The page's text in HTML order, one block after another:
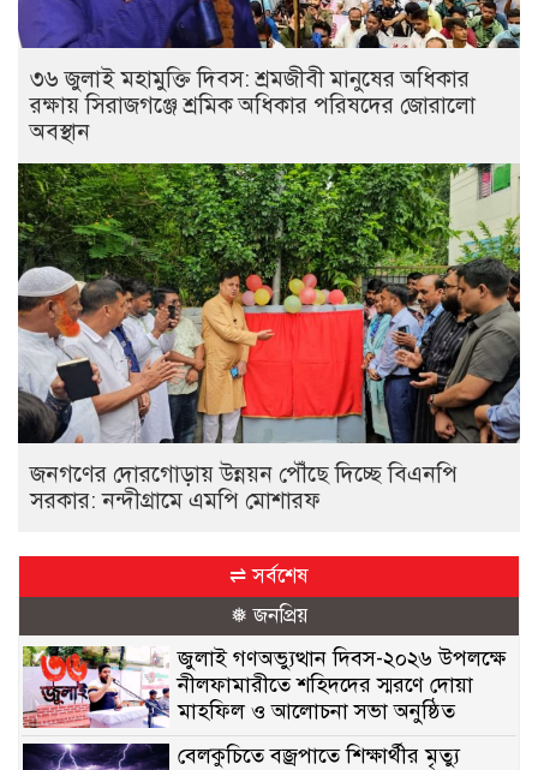
৩৬ জুলাই মহামুক্তি দিবস: শ্রমজীবী মানুষের অধিকার
রক্ষায় সিরাজগঞ্জে শ্রমিক অধিকার পরিষদের জোরালো
অবস্থান
জনগণের দোরগোড়ায় উন্নয়ন পৌঁছে দিচ্ছে বিএনপি
সরকার: নন্দীগ্রামে এমপি মোশারফ
⇌ সর্বশেষ
❅ জনপ্রিয়
জুলাই গণঅভ্যুত্থান দিবস-২০২৬ উপলক্ষে
নীলফামারীতে শহিদদের স্মরণে দোয়া
মাহফিল ও আলোচনা সভা অনুষ্ঠিত
বেলকুচিতে বজ্রপাতে শিক্ষার্থীর মৃত্যু